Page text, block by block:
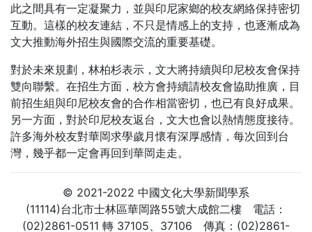
此之間具有一定凝聚力，並與印尼家鄉的校友網絡保持密切
互動。這樣的校友連結，不只是情感上的支持，也逐漸成為
文大推動海外招生與國際交流的重要基礎。
對於未來規劃，林柏杉表示，文大將持續與印尼校友會保持
雙向聯繫。在招生方面，校方會持續請校友會協助推廣，目
前招生組與印尼校友會的合作相當密切，也已有良好成果。
另一方面，對於印尼校友返台，文大也會以熱情態度接待。
許多海外校友對華岡求學歲月懷有深厚感情，每次回到台
灣，幾乎都一定會再回到華岡走走。
© 2021-2022 中國文化大學新聞學系
(11114)台北市士林區華岡路55號大成館二樓 電話：
(02)2861-0511 轉 37105、37106 傳真：(02)2861-